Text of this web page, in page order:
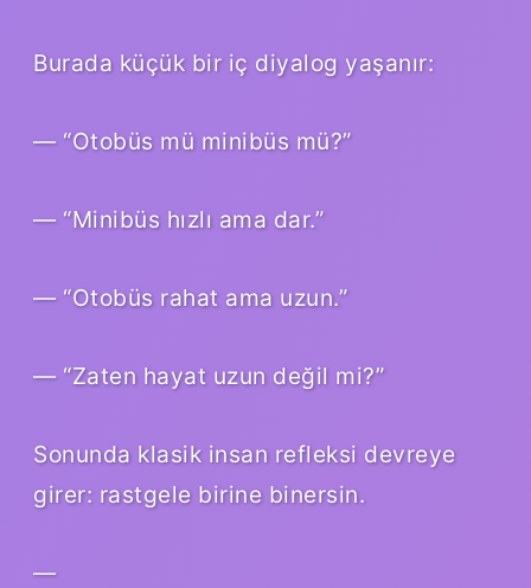
Burada küçük bir iç diyalog yaşanır:
— “Otobüs mü minibüs mü?”
— “Minibüs hızlı ama dar.”
— “Otobüs rahat ama uzun.”
— “Zaten hayat uzun değil mi?”
Sonunda klasik insan refleksi devreye
girer: rastgele birine binersin.
—